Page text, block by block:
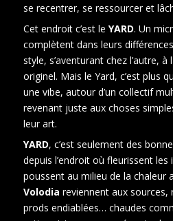
se recentrer, se ressourcer et
Cet endroit c’est leYARD. Un
complètent dans leurs
style, s’aventurant chez l’autre,
originel. Mais le Yard, c’est plus
une vibe, autour d’un collectif
revenant juste aux choses
leur art.
YARD, c’est seulement des
depuis l’endroit où fleurissent les
poussent au milieu de la chaleur
Volodia reviennent aux sources,
prods endiablées… chaudes